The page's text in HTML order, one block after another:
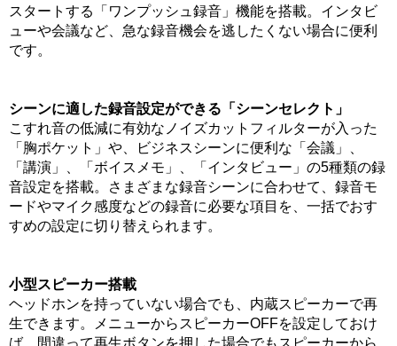
スタートする「ワンプッシュ録音」機能を搭載。インタビ
ューや会議など、急な録音機会を逃したくない場合に便利
です。
シーンに適した録音設定ができる「シーンセレクト」
こすれ音の低減に有効なノイズカットフィルターが入った
「胸ポケット」や、ビジネスシーンに便利な「会議」、
「講演」、「ボイスメモ」、「インタビュー」の5種類の録
音設定を搭載。さまざまな録音シーンに合わせて、録音モ
ードやマイク感度などの録音に必要な項目を、一括でおす
すめの設定に切り替えられます。
小型スピーカー搭載
ヘッドホンを持っていない場合でも、内蔵スピーカーで再
生できます。メニューからスピーカーOFFを設定しておけ
ば、間違って再生ボタンを押した場合でもスピーカーから